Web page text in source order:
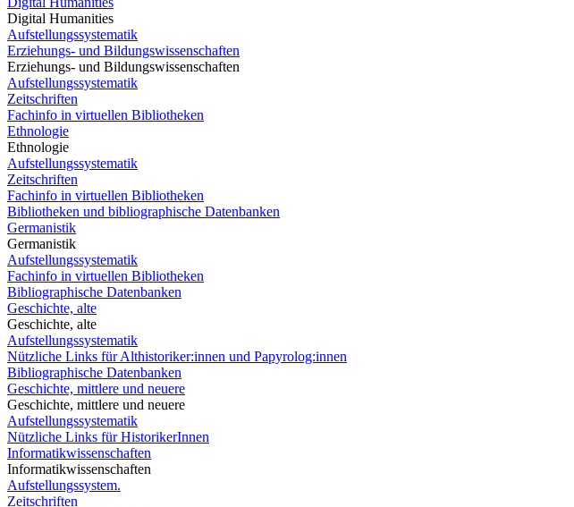
Digital Humanities
Aufstellungssystematik
Erziehungs- und Bildungswissenschaften
Erziehungs- und Bildungswissenschaften
Aufstellungssystematik
Zeitschriften
Fachinfo in virtuellen Bibliotheken
Ethnologie
Ethnologie
Aufstellungssystematik
Zeitschriften
Fachinfo in virtuellen Bibliotheken
Bibliotheken und bibliographische Datenbanken
Germanistik
Germanistik
Aufstellungssystematik
Fachinfo in virtuellen Bibliotheken
Bibliographische Datenbanken
Geschichte, alte
Geschichte, alte
Aufstellungssystematik
Nützliche Links für Althistoriker:innen und Papyrolog:innen
Bibliographische Datenbanken
Geschichte, mittlere und neuere
Geschichte, mittlere und neuere
Aufstellungssystematik
Nützliche Links für HistorikerInnen
Informatikwissenschaften
Informatikwissenschaften
Aufstellungssystem.
Zeitschriften